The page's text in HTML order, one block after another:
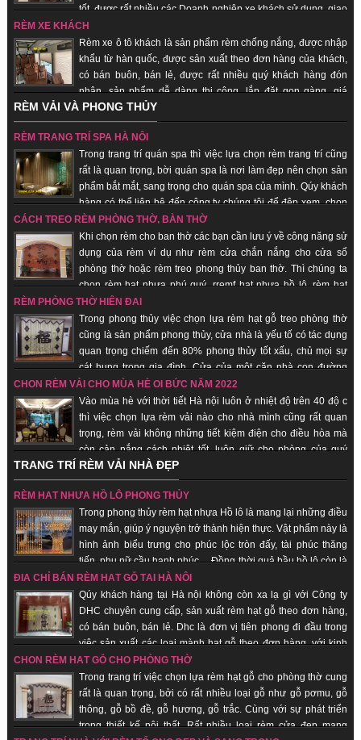
tốt, được rất nhiều các Doanh nghiệp xe khách sử dụng, giao
hàng nhanh, uy tín, chất lượng.
RÈM XE KHÁCH
Rèm xe ô tô khách là sản phẩm rèm chống nắng, được nhập
khẩu từ hàn quốc, được sản xuất theo đơn hàng của khách,
có bán buôn, bán lẻ, được rất nhiều quý khách hàng đón
nhận, sản phẩm dễ dàng thi công, lắp đặt gọn gàng, giá
thành rẻ, giao hàng nhanh, uy tín, chất lượng.
RÈM VẢI VÀ PHONG THỦY
RÈM TRANG TRÍ SPA HÀ NỘI
Trong trang trí quán spa thì việc lựa chọn rèm trang trí cũng
rất là quan trọng, bời quán spa là nơi làm đẹp nên chọn sản
phẩm bắt mắt, sang trọng cho quán spa của mình. Qúy khách
hàng có thể liên hệ đến công ty chúng tôi để đệp xem, chọn
sản phẩm đẹp cho quán của mình, với đội ngũ nhân viên lâu năm trong
trang trí quán spa giúp quý khách hàng tiết kiệm chi phí, được sử dụng sản
phẩm đẹp, rẻ.
CÁCH TREO RÈM PHÒNG THỜ, BÀN THỜ
Khi chọn rèm cho ban thờ các bạn cần lưu ý về công năng sử
dụng của rèm ví dụ như rèm cửa chắn nắng cho cửa sổ
phòng thờ hoặc rèm treo phong thủy ban thờ. Thì chúng ta
chọn rèm hạt nhựa phú quý, rremf hạt nhựa hồ lô, rèm hạt
gỗ... những sản phẩm mang lại sự tôn nghiêm, sang trọng, may mắn, tài lộc
đến với quý khách hàng.
RÈM PHÒNG THỜ HIỆN ĐẠI
Trong phong thủy việc chọn lựa rèm hạt gỗ treo phòng thờ
cũng là sản phẩm phong thủy, cửa nhà là yếu tố có tác dụng
quan trọng chiếm đến 80% phong thủy tốt xấu, chủ mọi sự
cát hung trong gia đình. Cửa của một căn nhà con đường
thông dẫn khí từ bên ngoài vào bên trong nhà. Chính vì vậy các loại vật
dụng đi kèm, trang trí cho cửa nhà nói chung và rèm hạt gỗ phong thủy là
những vật phẩm quan trọng giúp gia chủ hút vượng khí, tài vận, đem lại may
mắn, bình an.
CHỌN RÈM VẢI CHO MÙA HÈ OI BỨC NĂM 2022
Vào mùa hè với thời tiết Hà nội luôn ở nhiệt độ trên 40 độ c
thì việc chọn lựa rèm vải nào cho nhà mình cũng rất quan
trọng, rèm vải không những tiết kiệm điện cho điều hòa mà
còn cản nắng cách nhiệt tốt, luôn giữ cho phòng của quý
khách hàng luôn mát. Khi ai đó nhìn vào chiếc rèm của của một căn hộ,
người ta sẽ đánh giá được “gu” thẩm mỹ chủ nhân, nói cách khác, rèm vải
sẽ thể hiện cá tính, con người của bạn. Không những thế, những chiếc rèm
vải phù hợp sẽ giúp cho sinh hoạt gia đình thuận tiện, giảm đi được cái
nắng gắt của mùa hè.
TRANG TRÍ RÈM VẢI NHÀ ĐẸP
RÈM HẠT NHỰA HỒ LÔ PHONG THỦY
Trong phong thủy rèm hạt nhựa Hồ lô là mang lại những điều
may mắn, giúp ý nguyện trở thành hiện thực. Vật phẩm này là
hình ảnh biểu trưng cho phúc lộc tròn đấy, tài phúc thăng
tiến, phụ nữ cầu hạnh phúc… Đồng thời quả bầu hồ lô còn là
biểu trưng cho sự hài hòa âm dương. Nhận sản xuất theo đơn hàng, giao
hàng nhanh, uy tín.
ĐỊA CHỈ BÁN RÈM HẠT GỖ TẠI HÀ NỘI
Qúy khách hàng tại Hà nội không còn xa lạ gì với Công ty
DHC chuyên cung cấp, sản xuất rèm hạt gỗ theo đơn hàng,
có bán buôn, bán lẻ. Dhc là đơn vị tiên phong đi đầu trong
việc sản xuất các loại mành hạt gỗ theo đơn hàng, với kinh
nghiệm trên 18 năm trên thị trường, được rất nhiều khách hàng chọn lựa là
đơn vị uy tín tại thị trường Hà nội, các tỉnh thành trong cả nước. Không chỉ
mang ý nghĩa truyền thống được gìn giữ từ xưa. Hơn thế nữa, nó có những
ưu điểm nổi trội mà không loại rèm cửa nào khác có được.
CHỌN RÈM HẠT GỖ CHO PHÒNG THỜ
Trong trang trí việc chọn lựa rèm hạt gỗ cho phòng thờ cung
rất là quan trọng, bởi có rất nhiều loại gỗ như gỗ pơmu, gỗ
thông, gỗ bồ đề, gỗ hương, gỗ trắc. Cùng với sự phát triển
trong thiết kế nội thất. Rất nhiều loại rèm cửa đẹp mang